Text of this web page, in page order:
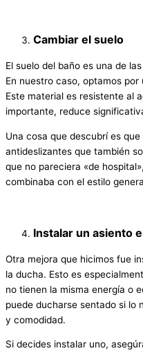
Cambiar el suelo
El suelo del baño es una de
En nuestro caso, optamos
Este material es resistente al
importante, reduce
Una cosa que descubrí es
antideslizantes que también
que no pareciera «de
combinaba con el estilo
Instalar un asiento
Otra mejora que hicimos fue
la ducha. Esto es
no tienen la misma energía o
puede ducharse sentado si lo
y comodidad.
Si decides instalar uno,